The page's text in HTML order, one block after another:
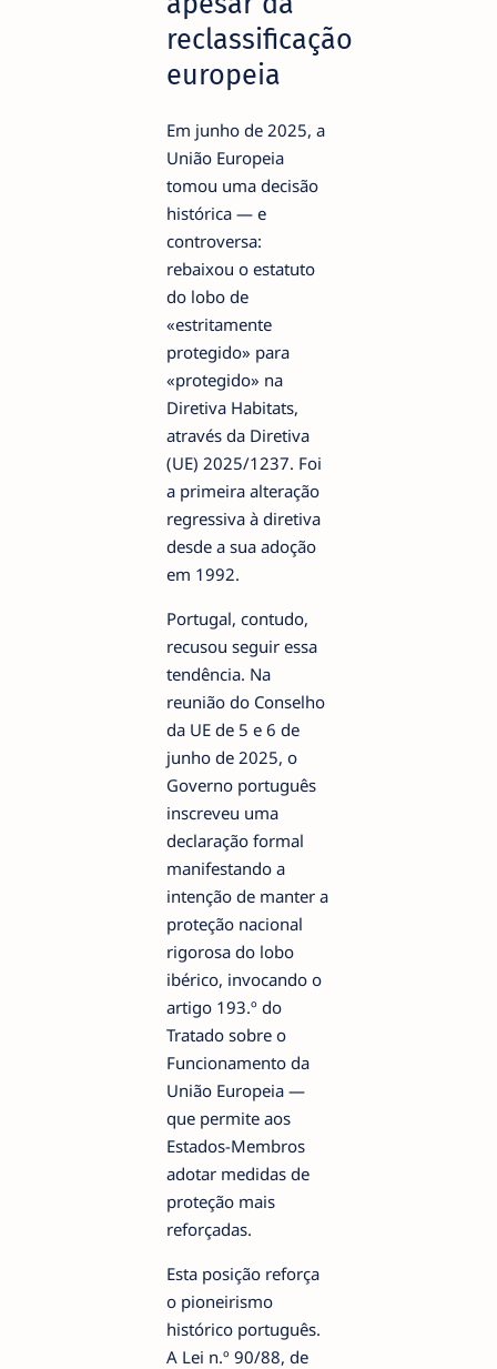
reclassificação
europeia
Em junho de 2025, a
União Europeia
tomou uma decisão
histórica — e
controversa:
rebaixou o estatuto
do lobo de
«estritamente
protegido» para
«protegido» na
Diretiva Habitats,
através da Diretiva
(UE) 2025/1237. Foi
a primeira alteração
regressiva à diretiva
desde a sua adoção
em 1992.
Portugal, contudo,
recusou seguir essa
tendência. Na
reunião do Conselho
da UE de 5 e 6 de
junho de 2025, o
Governo português
inscreveu uma
declaração formal
manifestando a
intenção de manter a
proteção nacional
rigorosa do lobo
ibérico, invocando o
artigo 193.º do
Tratado sobre o
Funcionamento da
União Europeia —
que permite aos
Estados-Membros
adotar medidas de
proteção mais
reforçadas.
Esta posição reforça
o pioneirismo
histórico português.
A Lei n.º 90/88, de